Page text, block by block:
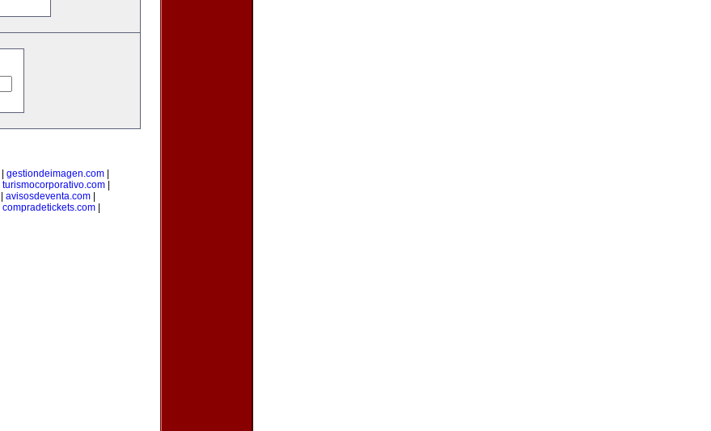
gestiondeimagen.com
turismocorporativo.com
avisosdeventa.com
compradetickets.com|